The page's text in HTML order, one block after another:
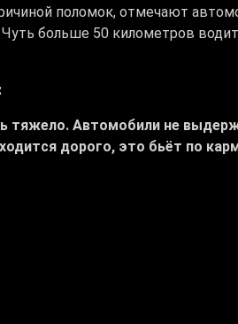
поломок, отмечают
больше 50 километров
тяжело. Автомобили не
дорого, это бьёт по